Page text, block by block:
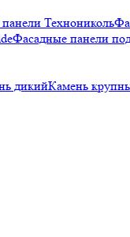
Технониколь
Фасадные панели
дикийКамень